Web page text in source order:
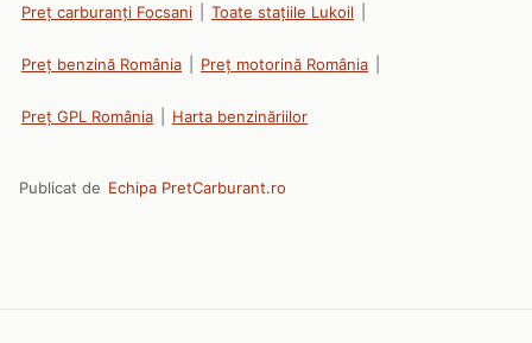
Preț carburanți Focsani Toate stațiile Lukoil
Preț benzină România Preț motorină România
Preț GPL România Harta benzinăriilor
Publicat de Echipa PretCarburant.ro